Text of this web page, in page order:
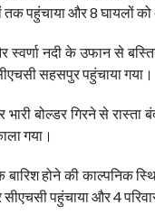
तक पहुंचाया और 8 घायलों
नदी के उफान से
सहसपुर पहुंचाया गया।
भारी बोल्डर गिरने से
गया।
बारिश होने की काल्पनिक
पहुंचाया और 4